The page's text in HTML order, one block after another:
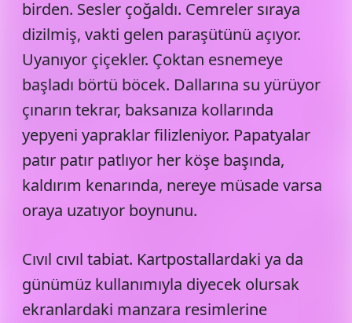
birden. Sesler çoğaldı. Cemreler sıraya
dizilmiş, vakti gelen paraşütünü açıyor.
Uyanıyor çiçekler. Çoktan esnemeye
başladı börtü böcek. Dallarına su yürüyor
çınarın tekrar, baksanıza kollarında
yepyeni yapraklar filizleniyor. Papatyalar
patır patır patlıyor her köşe başında,
kaldırım kenarında, nereye müsade varsa
oraya uzatıyor boynunu.
Cıvıl cıvıl tabiat. Kartpostallardaki ya da
günümüz kullanımıyla diyecek olursak
ekranlardaki manzara resimlerine